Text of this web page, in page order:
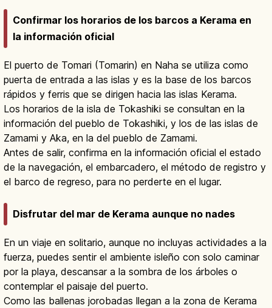
Confirmar los horarios de los barcos a Kerama en
la información oficial
El puerto de Tomari (Tomarin) en Naha se utiliza como
puerta de entrada a las islas y es la base de los barcos
rápidos y ferris que se dirigen hacia las islas Kerama.
Los horarios de la isla de Tokashiki se consultan en la
información del pueblo de Tokashiki, y los de las islas de
Zamami y Aka, en la del pueblo de Zamami.
Antes de salir, confirma en la información oficial el estado
de la navegación, el embarcadero, el método de registro y
el barco de regreso, para no perderte en el lugar.
Disfrutar del mar de Kerama aunque no nades
En un viaje en solitario, aunque no incluyas actividades a la
fuerza, puedes sentir el ambiente isleño con solo caminar
por la playa, descansar a la sombra de los árboles o
contemplar el paisaje del puerto.
Como las ballenas jorobadas llegan a la zona de Kerama